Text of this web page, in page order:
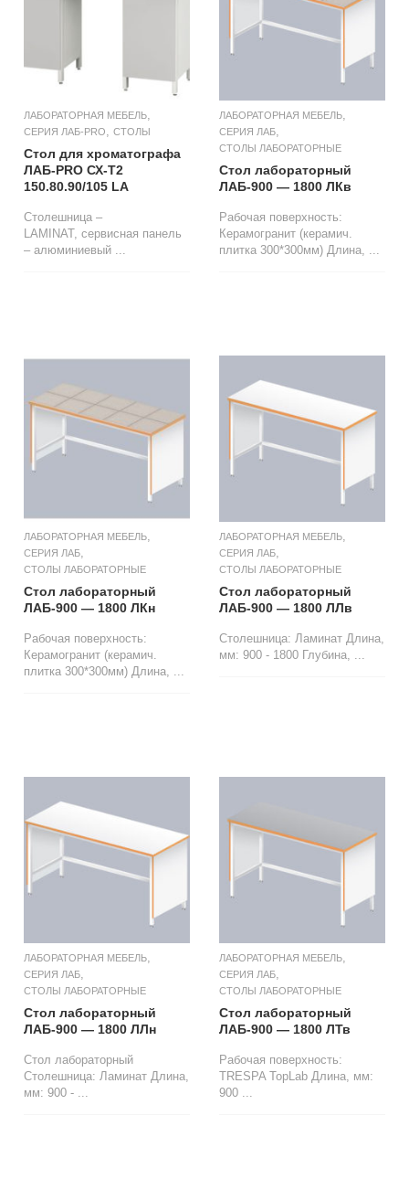
ЛАБОРАТОРНАЯ МЕБЕЛЬ,
СЕРИЯ ЛАБ-PRO, СТОЛЫ
Стол для хроматографа
ЛАБ-PRO СХ-Т2
150.80.90/105 LA
Столешница –
LAMINAT, сервисная панель
– алюминиевый ...
ЛАБОРАТОРНАЯ МЕБЕЛЬ,
СЕРИЯ ЛАБ,
СТОЛЫ ЛАБОРАТОРНЫЕ
Стол лабораторный
ЛАБ-900 — 1800 ЛКв
Рабочая поверхность:
Керамогранит (керамич.
плитка 300*300мм) Длина, ...
ЛАБОРАТОРНАЯ МЕБЕЛЬ,
СЕРИЯ ЛАБ,
СТОЛЫ ЛАБОРАТОРНЫЕ
Стол лабораторный
ЛАБ-900 — 1800 ЛКн
Рабочая поверхность:
Керамогранит (керамич.
плитка 300*300мм) Длина, ...
ЛАБОРАТОРНАЯ МЕБЕЛЬ,
СЕРИЯ ЛАБ,
СТОЛЫ ЛАБОРАТОРНЫЕ
Стол лабораторный
ЛАБ-900 — 1800 ЛЛв
Столешница: Ламинат Длина,
мм: 900 - 1800 Глубина, ...
ЛАБОРАТОРНАЯ МЕБЕЛЬ,
СЕРИЯ ЛАБ,
СТОЛЫ ЛАБОРАТОРНЫЕ
Стол лабораторный
ЛАБ-900 — 1800 ЛЛн
Стол лабораторный
Столешница: Ламинат Длина,
мм: 900 - ...
ЛАБОРАТОРНАЯ МЕБЕЛЬ,
СЕРИЯ ЛАБ,
СТОЛЫ ЛАБОРАТОРНЫЕ
Стол лабораторный
ЛАБ-900 — 1800 ЛТв
Рабочая поверхность:
TRESPA TopLab Длина, мм:
900 ...